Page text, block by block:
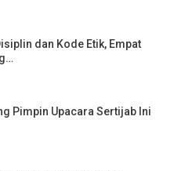
dan Kode Etik, Empat
Pimpin Upacara Sertijab Ini